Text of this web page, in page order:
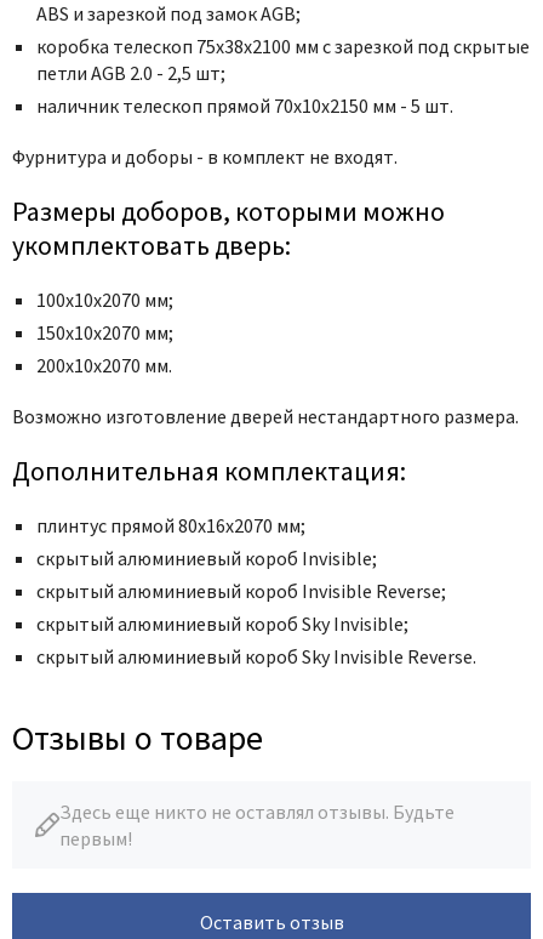
Profil Doors
Profilo Porte
Protector
Regidoors
Torex
Tupai
Uberture
Valcomp
Venezia Unique
Zadoor
ABS и зарезкой под замок AGB;
коробка телескоп 75x38x2100 мм с зарезкой под скрытые
петли AGB 2.0 - 2,5 шт;
наличник телескоп прямой 70x10x2150 мм - 5 шт.
Фурнитура и доборы - в комплект не входят.
Размеры доборов, которыми можно
укомплектовать дверь:
100х10х2070 мм;
150х10х2070 мм;
200х10х2070 мм.
Возможно изготовление дверей нестандартного размера.
Дополнительная комплектация:
плинтус прямой 80х16х2070 мм;
скрытый алюминиевый короб Invisible;
скрытый алюминиевый короб Invisible Reverse;
скрытый алюминиевый короб Sky Invisible;
скрытый алюминиевый короб Sky Invisible Reverse.
Отзывы о товаре
Здесь еще никто не оставлял отзывы. Будьте
первым!
Оставить отзыв